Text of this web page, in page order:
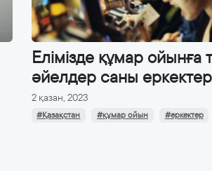
Елімізде құмар ойынға
әйелдер саны
2 қазан, 2023
#Қазақстан #құмар ойын #еркектер